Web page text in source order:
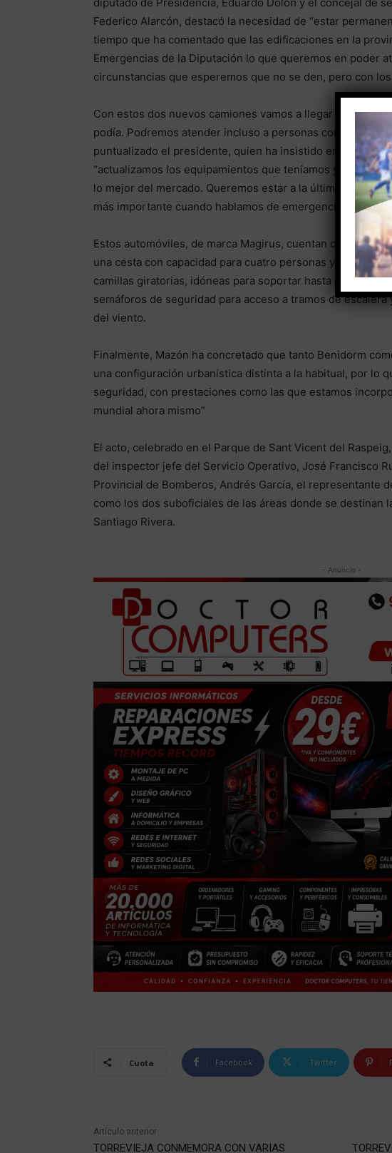
diputado de Presidencia, Eduardo Dolón y el concejal de
Federico Alarcón, destacó la necesidad de “estar
tiempo que ha comentado que las edificaciones en la
Emergencias de la Diputación lo que queremos en poder
circunstancias que esperemos que no se den, pero con
Con estos dos nuevos camiones vamos a llegar a alturas
podía. Podremos atender incluso a personas con
puntualizado el presidente, quien ha insistido en que
“actualizamos los equipamientos que teníamos ya
lo mejor del mercado. Queremos estar a la última y seguir
más importante cuando hablamos de emergencias”.
Estos automóviles, de marca Magirus, cuentan con una
una cesta con capacidad para cuatro personas y un
camillas giratorias, idóneas para soportar hasta 200 kg.,
semáforos de seguridad para acceso a tramos de
del viento.
Finalmente, Mazón ha concretado que tanto Benidorm
una configuración urbanística distinta a la habitual, por lo
seguridad, con prestaciones como las que estamos
mundial ahora mismo”
El acto, celebrado en el Parque de Sant Vicent del
del inspector jefe del Servicio Operativo, José Francisco
Provincial de Bomberos, Andrés García, el representante
como los dos suboficiales de las áreas donde se destinan
Santiago Rivera.
- Anuncio -
Cuota Facebook Twitter
Artículo anterior
TORREVIEJA CONMEMORA CON VARIAS